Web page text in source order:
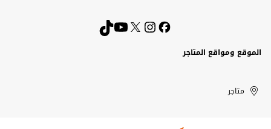
الموقع ومواقع المتاجر
United
Arab
Kuwait
الإمارات
العربية
الكويت
متاجر